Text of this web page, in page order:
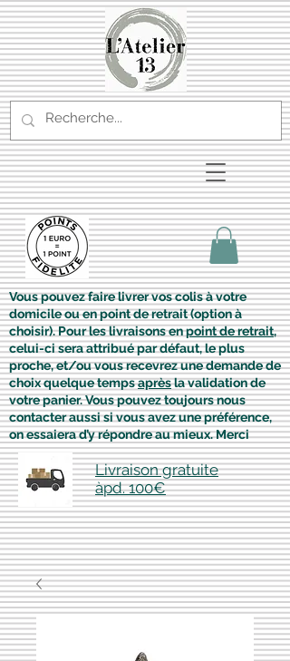
Vous pouvez faire livrer vos colis à votre
domicile ou en point de retrait (option à
choisir). Pour les livraisons enpoint de retrait,
celui-ci sera attribué par défaut, le plus
proche, et/ou vous recevrez une demande de
choix quelque tempsaprèsla validation de
votre panier. Vous pouvez toujours nous
contacter aussi si vous avez une préférence,
on essaiera d’y répondre au mieux. Merci
Livraison gratuite
àpd. 100€